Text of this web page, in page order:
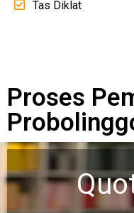
Tas Diklat
Proses